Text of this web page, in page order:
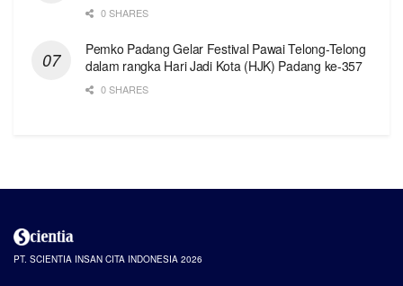
0 SHARES
Pemko Padang Gelar Festival Pawai Telong-Telong
dalam rangka Hari Jadi Kota (HJK) Padang ke-357
0 SHARES
PT. SCIENTIA INSAN CITA INDONESIA 2026